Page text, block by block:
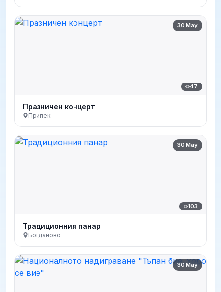
30 May
47
Празничен концерт
Припек
30 May
103
Традиционния панар
Богданово
30 May